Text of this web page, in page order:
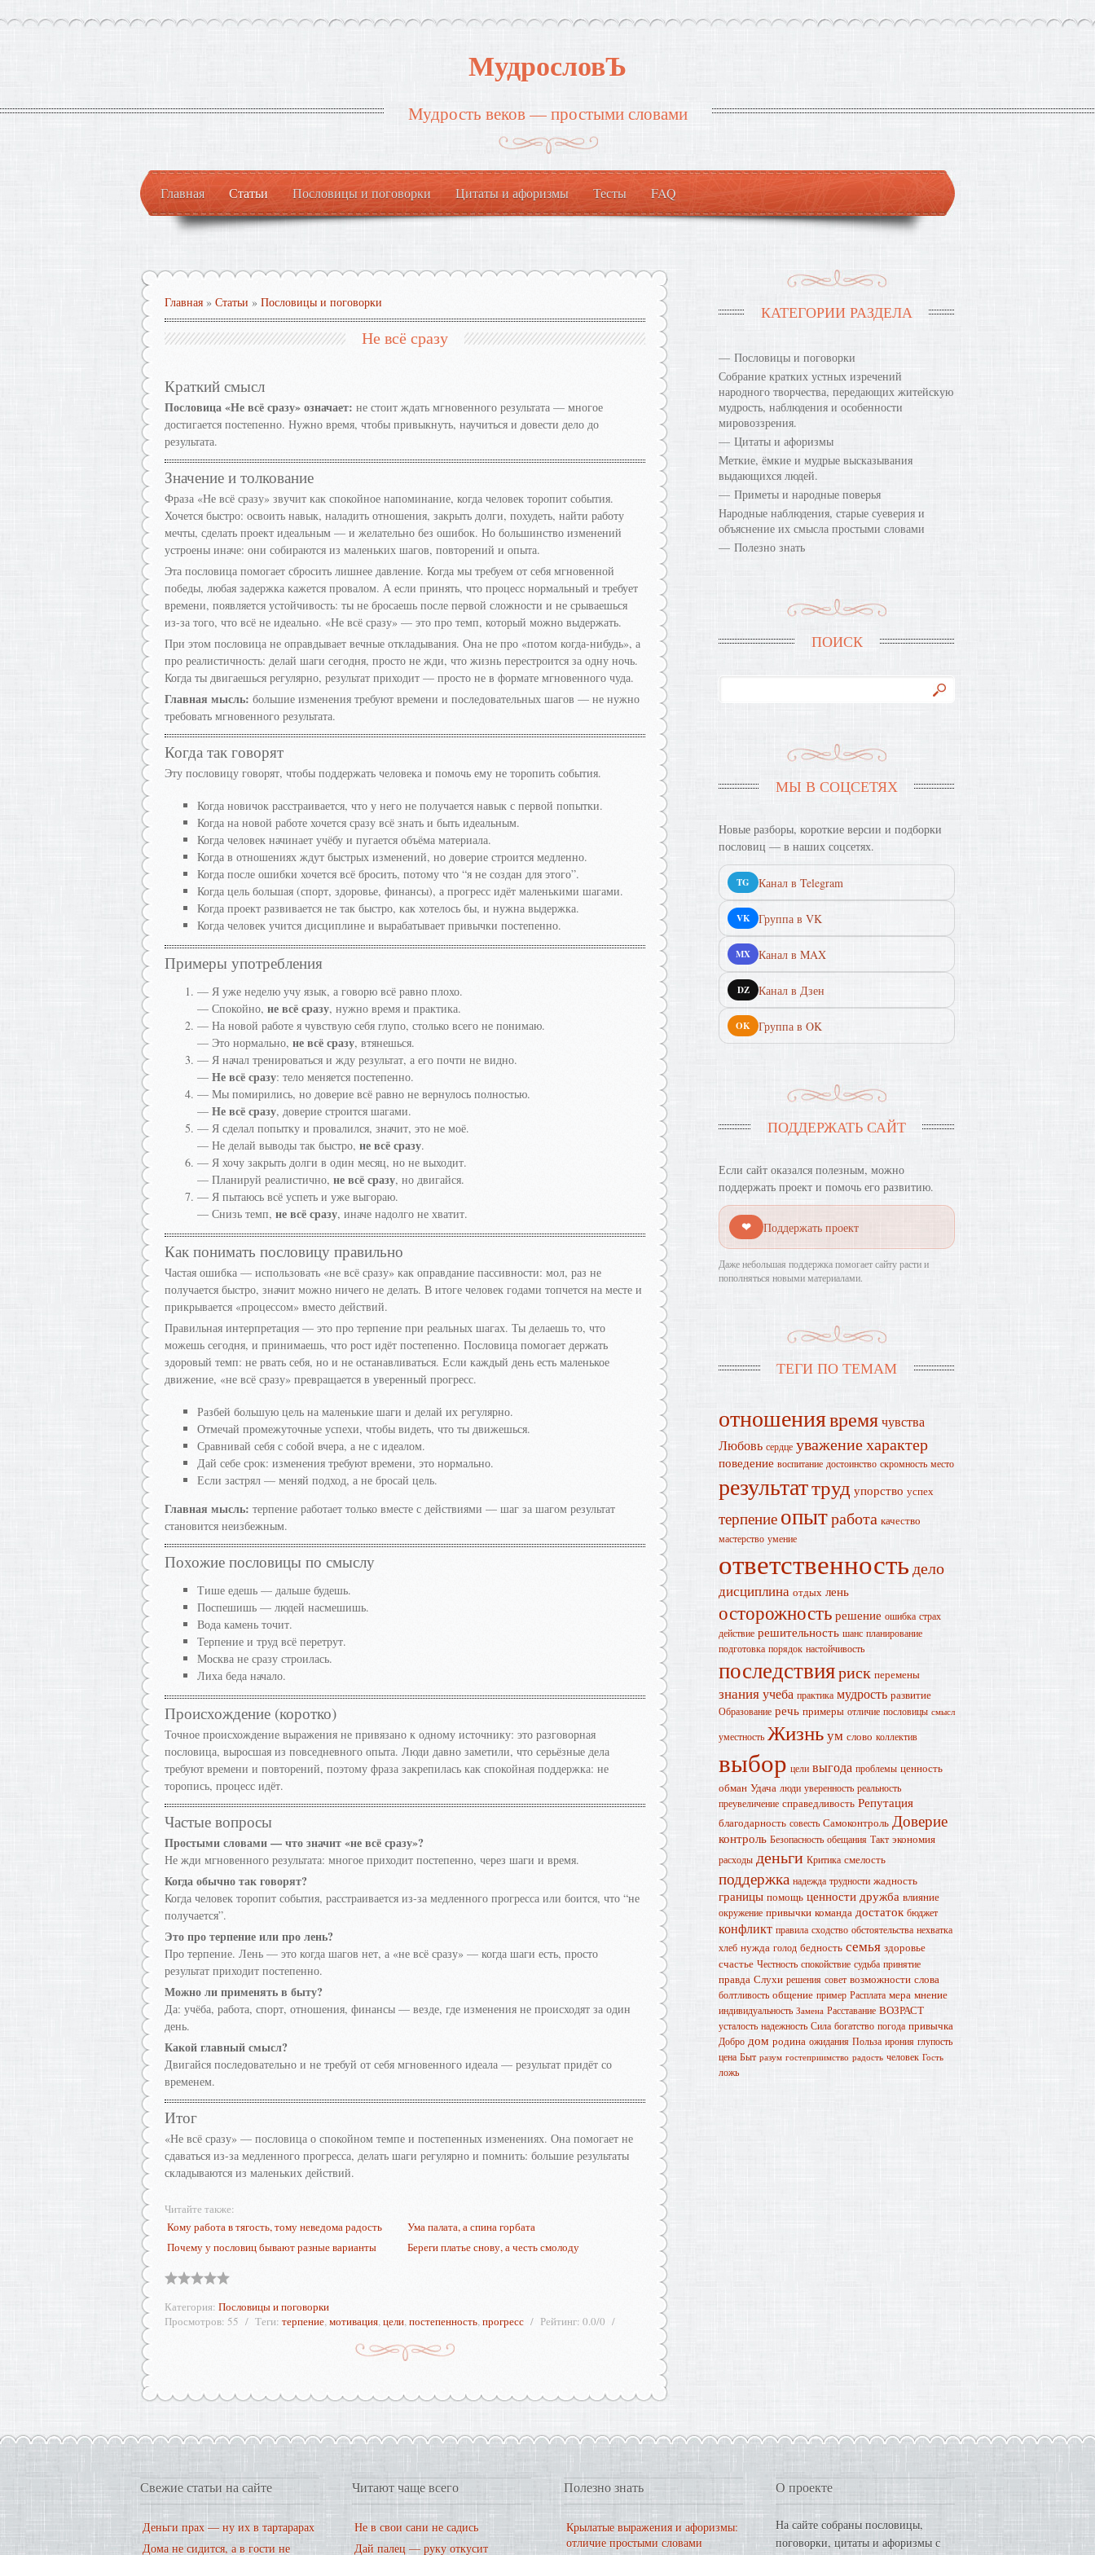
МудрословЪ
Мудрость веков — простыми словами
Главная Статьи Пословицы и поговорки Цитаты и афоризмы Тесты FAQ
Главная » Статьи » Пословицы и поговорки
Не всё сразу
Краткий смысл
Пословица «Не всё сразу» означает: не стоит ждать мгновенного результата — многое
достигается постепенно. Нужно время, чтобы привыкнуть, научиться и довести дело до
результата.
Значение и толкование
Фраза «Не всё сразу» звучит как спокойное напоминание, когда человек торопит события.
Хочется быстро: освоить навык, наладить отношения, закрыть долги, похудеть, найти работу
мечты, сделать проект идеальным — и желательно без ошибок. Но большинство изменений
устроены иначе: они собираются из маленьких шагов, повторений и опыта.
Эта пословица помогает сбросить лишнее давление. Когда мы требуем от себя мгновенной
победы, любая задержка кажется провалом. А если принять, что процесс нормальный и требует
времени, появляется устойчивость: ты не бросаешь после первой сложности и не срываешься
из-за того, что всё не идеально. «Не всё сразу» — это про темп, который можно выдержать.
При этом пословица не оправдывает вечные откладывания. Она не про «потом когда-нибудь», а
про реалистичность: делай шаги сегодня, просто не жди, что жизнь перестроится за одну ночь.
Когда ты двигаешься регулярно, результат приходит — просто не в формате мгновенного чуда.
Главная мысль: большие изменения требуют времени и последовательных шагов — не нужно
требовать мгновенного результата.
Когда так говорят
Эту пословицу говорят, чтобы поддержать человека и помочь ему не торопить события.
Когда новичок расстраивается, что у него не получается навык с первой попытки.
Когда на новой работе хочется сразу всё знать и быть идеальным.
Когда человек начинает учёбу и пугается объёма материала.
Когда в отношениях ждут быстрых изменений, но доверие строится медленно.
Когда после ошибки хочется всё бросить, потому что “я не создан для этого”.
Когда цель большая (спорт, здоровье, финансы), а прогресс идёт маленькими шагами.
Когда проект развивается не так быстро, как хотелось бы, и нужна выдержка.
Когда человек учится дисциплине и вырабатывает привычки постепенно.
Примеры употребления
— Я уже неделю учу язык, а говорю всё равно плохо.
— Спокойно, не всё сразу, нужно время и практика.
— На новой работе я чувствую себя глупо, столько всего не понимаю.
— Это нормально, не всё сразу, втянешься.
— Я начал тренироваться и жду результат, а его почти не видно.
— Не всё сразу: тело меняется постепенно.
— Мы помирились, но доверие всё равно не вернулось полностью.
— Не всё сразу, доверие строится шагами.
— Я сделал попытку и провалился, значит, это не моё.
— Не делай выводы так быстро, не всё сразу.
— Я хочу закрыть долги в один месяц, но не выходит.
— Планируй реалистично, не всё сразу, но двигайся.
— Я пытаюсь всё успеть и уже выгораю.
— Снизь темп, не всё сразу, иначе надолго не хватит.
Как понимать пословицу правильно
Частая ошибка — использовать «не всё сразу» как оправдание пассивности: мол, раз не
получается быстро, значит можно ничего не делать. В итоге человек годами топчется на месте и
прикрывается «процессом» вместо действий.
Правильная интерпретация — это про терпение при реальных шагах. Ты делаешь то, что
можешь сегодня, и принимаешь, что рост идёт постепенно. Пословица помогает держать
здоровый темп: не рвать себя, но и не останавливаться. Если каждый день есть маленькое
движение, «не всё сразу» превращается в уверенный прогресс.
Разбей большую цель на маленькие шаги и делай их регулярно.
Отмечай промежуточные успехи, чтобы видеть, что ты движешься.
Сравнивай себя с собой вчера, а не с идеалом.
Дай себе срок: изменения требуют времени, это нормально.
Если застрял — меняй подход, а не бросай цель.
Главная мысль: терпение работает только вместе с действиями — шаг за шагом результат
становится неизбежным.
Похожие пословицы по смыслу
Тише едешь — дальше будешь.
Поспешишь — людей насмешишь.
Вода камень точит.
Терпение и труд всё перетрут.
Москва не сразу строилась.
Лиха беда начало.
Происхождение (коротко)
Точное происхождение выражения не привязано к одному источнику: это разговорная
пословица, выросшая из повседневного опыта. Люди давно заметили, что серьёзные дела
требуют времени и повторений, поэтому фраза закрепилась как спокойная поддержка: не
торопись, процесс идёт.
Частые вопросы
Простыми словами — что значит «не всё сразу»?
Не жди мгновенного результата: многое приходит постепенно, через шаги и время.
Когда обычно так говорят?
Когда человек торопит события, расстраивается из-за медленного прогресса или боится, что “не
получается”.
Это про терпение или про лень?
Про терпение. Лень — это когда шагов нет, а «не всё сразу» — когда шаги есть, просто
результат приходит постепенно.
Можно ли применять в быту?
Да: учёба, работа, спорт, отношения, финансы — везде, где изменения не происходят за один
день.
Какой главный смысл?
Двигайся последовательно и не требуй от себя мгновенного идеала — результат придёт со
временем.
Итог
«Не всё сразу» — пословица о спокойном темпе и постепенных изменениях. Она помогает не
сдаваться из-за медленного прогресса, делать шаги регулярно и помнить: большие результаты
складываются из маленьких действий.
Читайте также:
Кому работа в тягость, тому неведома радость
Ума палата, а спина горбата
Почему у пословиц бывают разные варианты
Береги платье снову, а честь смолоду
Категория: Пословицы и поговорки
Просмотров: 55 Теги: терпение,мотивация,цели,постепенность,прогресс Рейтинг: 0.0/0
КАТЕГОРИИ РАЗДЕЛА
Пословицы и поговорки
Собрание кратких устных изречений
народного творчества, передающих житейскую
мудрость, наблюдения и особенности
мировоззрения.
Цитаты и афоризмы
Меткие, ёмкие и мудрые высказывания
выдающихся людей.
Приметы и народные поверья
Народные наблюдения, старые суеверия и
объяснение их смысла простыми словами
Полезно знать
ПОИСК
МЫ В СОЦСЕТЯХ
Новые разборы, короткие версии и подборки
пословиц — в наших соцсетях.
TG Канал в Telegram
VK Группа в VK
MX Канал в MAX
DZ Канал в Дзен
OK Группа в OK
ПОДДЕРЖАТЬ САЙТ
Если сайт оказался полезным, можно
поддержать проект и помочь его развитию.
❤ Поддержать проект
Даже небольшая поддержка помогает сайту расти и
пополняться новыми материалами.
ТЕГИ ПО ТЕМАМ
отношениявремячувства
Любовь сердце уважениехарактер
поведение воспитание достоинство скромность место
результаттруд упорство успех
терпение опытработа качество
мастерство умение
ответственностьдело
дисциплина отдых лень
осторожность решение ошибка страх
действие решительность шанс планирование
подготовка порядок настойчивость
последствияриск перемены
знанияучеба практика мудрость развитие
Образование речь примеры отличие пословицы смысл
уместность Жизньум слово коллектив
выбор цели выгода проблемы ценность
обман Удача люди уверенность реальность
преувеличение справедливость Репутация
благодарность совесть Самоконтроль Доверие
контроль Безопасность обещания Такт экономия
расходы деньги Критика смелость
поддержка надежда трудности жадность
границы помощь ценности дружба влияние
окружение привычки команда достаток бюджет
конфликт правила сходство обстоятельства нехватка
хлеб нужда голод бедность семья здоровье
счастье Честность спокойствие судьба принятие
правда Слухи решения совет возможности слова
болтливость общение пример Расплата мера мнение
индивидуальность Замена Расставание ВОЗРАСТ
усталость надежность Сила богатство погода привычка
Добро дом родина ожидания Польза ирония глупость
цена Быт разум гостеприимство радость человек Гость
ложь
Свежие статьи на сайте
Деньги прах — ну их в тартарарах
Дома не сидится, а в гости не
Читают чаще всего
Не в свои сани не садись
Дай палец — руку откусит
Полезно знать
Крылатые выражения и афоризмы:
отличие простыми словами
О проекте
На сайте собраны пословицы,
поговорки, цитаты и афоризмы с